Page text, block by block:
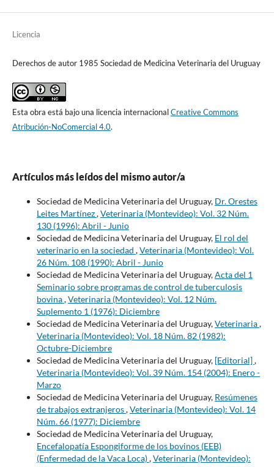
Licencia
Derechos de autor 1985 Sociedad de Medicina Veterinaria del Uruguay
Esta obra está bajo una licencia internacionalCreative Commons
Atribución-NoComercial 4.0.
Artículos más leídos del mismo autor/a
Sociedad de Medicina Veterinaria del Uruguay, Dr. Orestes
Leites Martínez,Veterinaria (Montevideo): Vol. 32 Núm.
130 (1996): Abril - Junio
Sociedad de Medicina Veterinaria del Uruguay, El rol del
veterinario en la sociedad ,Veterinaria (Montevideo): Vol.
26 Núm. 108 (1990): Abril - Junio
Sociedad de Medicina Veterinaria del Uruguay,Acta del 1
Seminario sobre programas de control de tuberculosis
bovina,Veterinaria (Montevideo): Vol. 12 Núm.
Suplemento 1 (1976): Diciembre
Sociedad de Medicina Veterinaria del Uruguay,Veterinaria,
Veterinaria (Montevideo): Vol. 18 Núm. 82 (1982):
Octubre-Diciembre
Sociedad de Medicina Veterinaria del Uruguay, [Editorial],
Veterinaria (Montevideo): Vol. 39 Núm. 154 (2004): Enero -
Marzo
Sociedad de Medicina Veterinaria del Uruguay, Resúmenes
de trabajos extranjeros,Veterinaria (Montevideo): Vol. 14
Núm. 66 (1977): Diciembre
Sociedad de Medicina Veterinaria del Uruguay,
Encefalopatía Espongiforme de los bovinos (EEB)
(Enfermedad de la Vaca Loca),Veterinaria (Montevideo):